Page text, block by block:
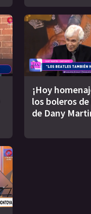
¡Hoy
los boleros
de Dany